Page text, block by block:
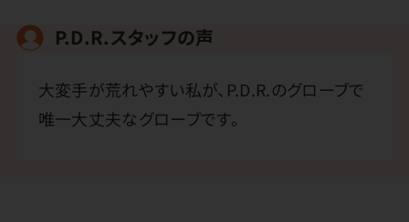
P.D.R.スタッフの声
大変手が荒れやすい私が、P.D.R.のグローブで
唯一大丈夫なグローブです。